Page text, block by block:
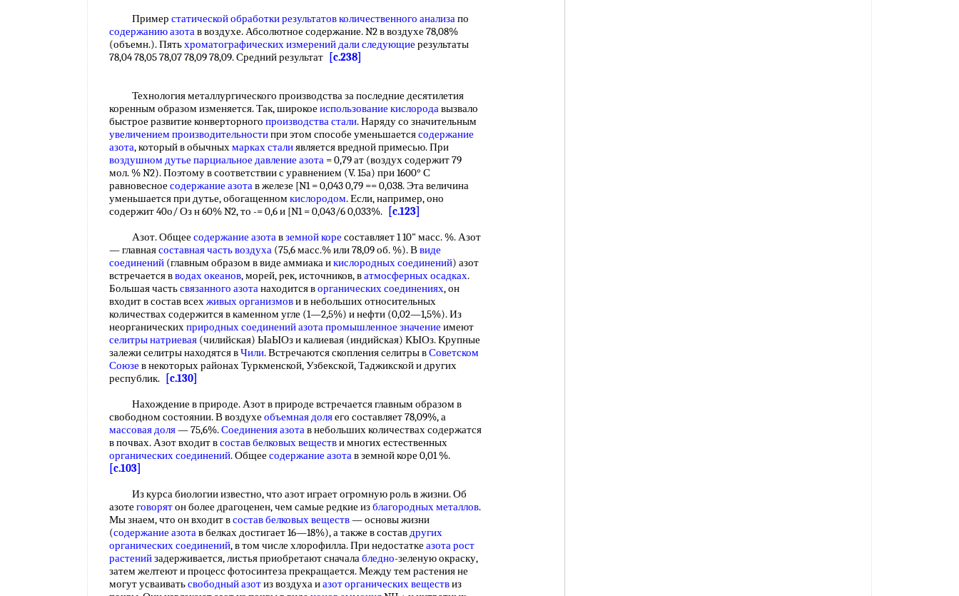
Пример статическойобработки результатов количественного анализапо
содержанию азотав воздухе. Абсолютное содержание. N2 в воздухе 78,08%
(объемн.). Пятьхроматографических измеренийдали следующие результаты
78,04 78,05 78,07 78,09 78,09. Средний результат
[c.238]
Технология металлургического производства за последние десятилетия
коренным образом изменяется. Так, широкое использование кислородавызвало
быстрое развитие конверторного производства стали. Наряду со значительным
увеличением производительностипри этом способе уменьшаетсясодержание
азота, который в обычныхмарках сталиявляется вредной примесью. При
воздушном дутье парциальное давление азота = 0,79 ат (воздух содержит 79
мол. % N2). Поэтому в соответствии с уравнением (V. 15а) при 1600° С
равновесное содержание азотав железе [N1 = 0,043 0,79 == 0,038. Эта величина
уменьшается при дутье, обогащенном кислородом. Если, например, оно
содержит 40о/ Оз н 60% N2, то -= 0,6 и [N1 = 0,043/6 0,033%.
[c.123]
Азот. Общее содержание азотавземной коре составляет 1 10" масс. %. Азот
— главнаясоставная часть воздуха (75,6 масс.% или 78,09 об. %). Ввиде
соединений (главным образом в виде аммиака икислородных соединений) азот
встречается вводах океанов, морей, рек, источников, ватмосферных осадках.
Большая частьсвязанного азотанаходится ворганических соединениях, он
входит в состав всехживых организмови в небольших относительных
количествах содержится в каменном угле (1—2,5%) и нефти (0,02—1,5%). Из
неорганическихприродных соединенийазотапромышленное значение имеют
селитры натриевая (чилийская) ЫаЫОз и калиевая (индийская) КЫОз. Крупные
залежи селитры находятся вЧили. Встречаются скопления селитры вСоветском
Союзе в некоторых районах Туркменской, Узбекской, Таджикской и других
республик.
[c.130]
Нахождение в природе. Азот в природе встречается главным образом в
свободном состоянии. В воздухе объемная доляего составляет 78,09%, а
массовая доля— 75,6%.Соединения азотав небольших количествах содержатся
в почвах. Азот входит всостав белковых веществи многих естественных
органических соединений. Общее содержание азотав земной коре 0,01 %.
[c.103]
Из курса биологии известно, что азот играет огромную роль в жизни. Об
азоте говорятон более драгоценен, чем самые редкие изблагородных металлов.
Мы знаем, что он входит всостав белковых веществ— основы жизни
(содержание азотав белках достигает 16—18%), а также в составдругих
органических соединений, в том числе хлорофилла. При недостатке азотарост
растенийзадерживается, листья приобретают сначалабледно-зеленую окраску,
затем желтеют и процесс фотосинтеза прекращается. Между тем растения не
могут усваиватьсвободный азотиз воздуха иазот органических веществиз